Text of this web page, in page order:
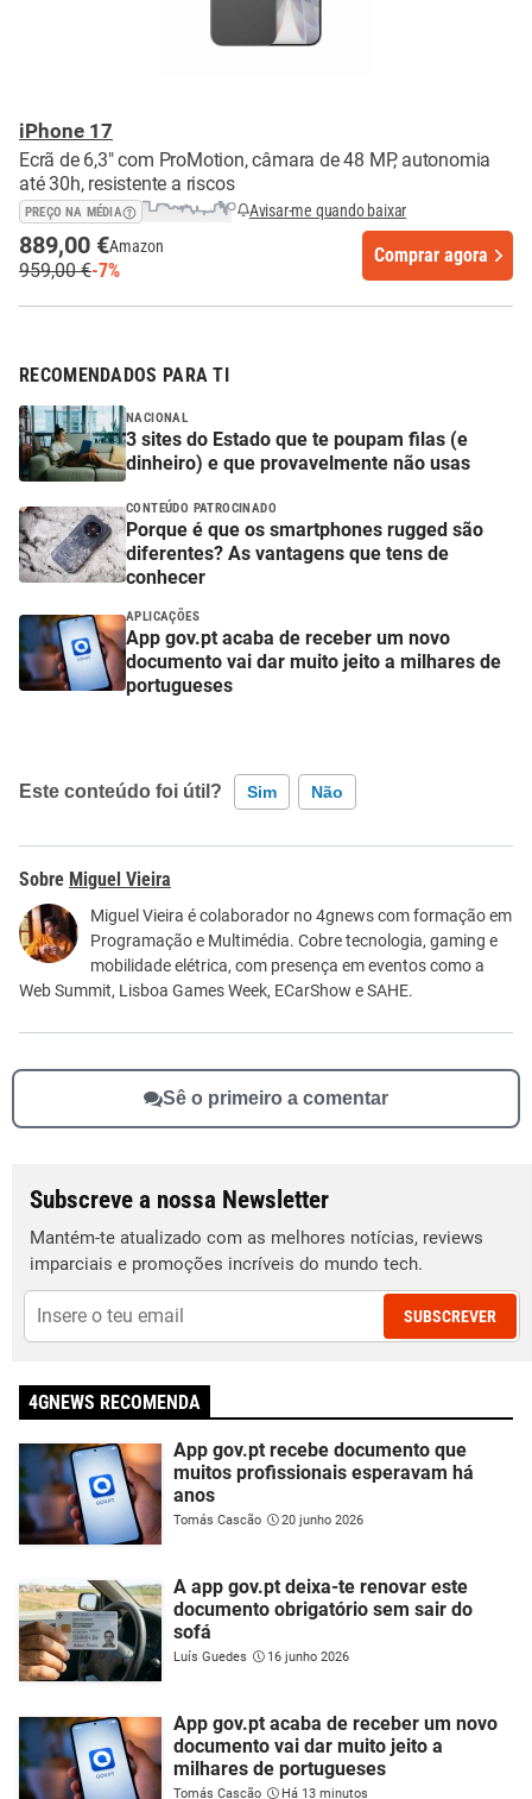
iPhone 17
Ecrã de 6,3" com ProMotion, câmara de 48 MP, autonomia
até 30h, resistente a riscos
PREÇO NA MÉDIA Avisar-me quando baixar
889,00 €Amazon
959,00 €-7%
Comprar agora
RECOMENDADOS PARA TI
NACIONAL
3 sites do Estado que te poupam filas (e
dinheiro) e que provavelmente não usas
CONTEÚDO PATROCINADO
Porque é que os smartphones rugged são
diferentes? As vantagens que tens de
conhecer
APLICAÇÕES
App gov.pt acaba de receber um novo
documento vai dar muito jeito a milhares de
portugueses
Este conteúdo foi útil? Sim Não
Este conteúdo contém informação incorreta
Este conteúdo não tem a informação que procuro
Outro
Miguel Vieira
Miguel Vieira é colaborador no 4gnews com formação em
Programação e Multimédia. Cobre tecnologia, gaming e
mobilidade elétrica, com presença em eventos como a
Web Summit, Lisboa Games Week, ECarShow e SAHE.
Sê o primeiro a comentar
Subscreve a nossa Newsletter
Mantém-te atualizado com as melhores notícias, reviews
imparciais e promoções incríveis do mundo tech.
SUBSCREVER
4GNEWS RECOMENDA
App gov.pt recebe documento que
muitos profissionais esperavam há
anos
Tomás Cascão 20 junho 2026
A app gov.pt deixa-te renovar este
documento obrigatório sem sair do
sofá
Luís Guedes 16 junho 2026
App gov.pt acaba de receber um novo
documento vai dar muito jeito a
milhares de portugueses
Tomás Cascão Há 13 minutos